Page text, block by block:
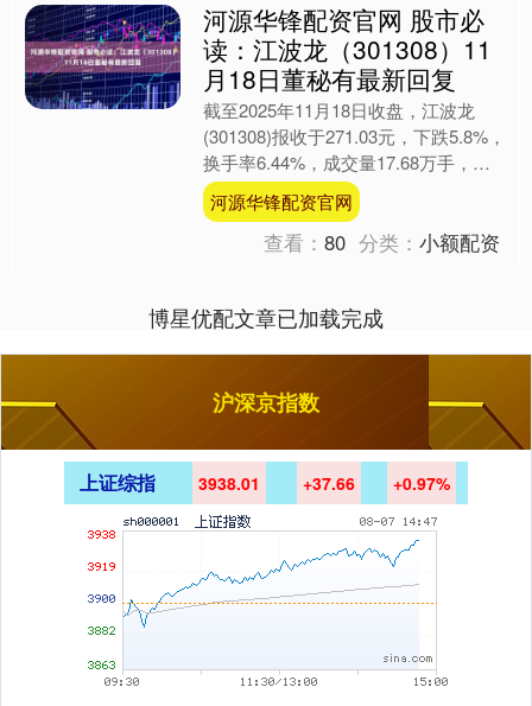
河源华锋配资官网 股市必
读：江波龙（301308）11
月18日董秘有最新回复
截至2025年11月18日收盘，江波龙
(301308)报收于271.03元，下跌5.8%，
换手率6.44%，成交量17.68万手，成
交额48.81亿元。 董秘最....
河源华锋配资官网
查看：80 分类：小额配资
博星优配文章已加载完成
沪深京指数
上证综指 3938.01 +37.66 +0.97%